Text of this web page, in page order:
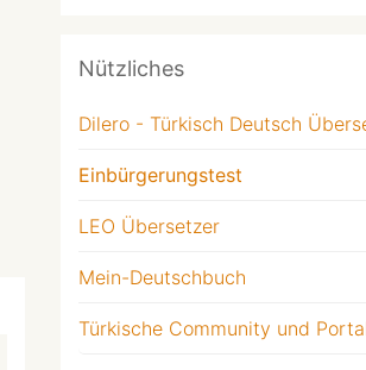
Nützliches
Dilero - Türkisch Deutsch
Einbürgerungstest
LEO Übersetzer
Mein-Deutschbuch
Türkische Community und